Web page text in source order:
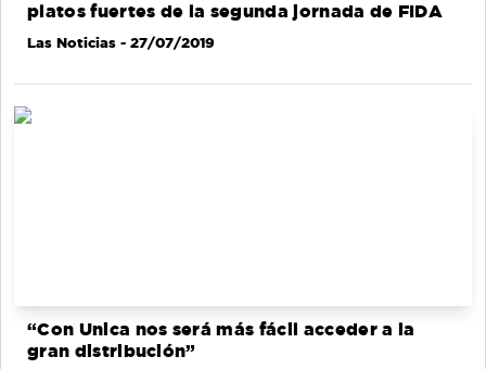
platos fuertes de la segunda jornada de FIDA
Las Noticias - 27/07/2019
“Con Unica nos será más fácil acceder a la
gran distribución”